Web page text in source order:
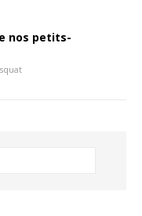
nos petits-